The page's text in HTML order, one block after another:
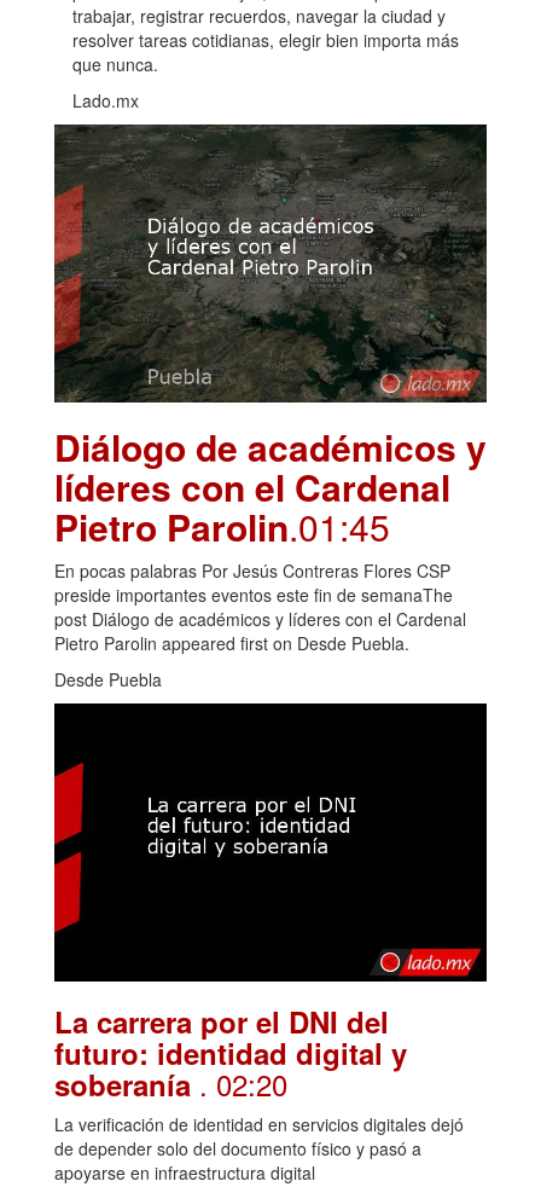
trabajar, registrar recuerdos, navegar la ciudad y
resolver tareas cotidianas, elegir bien importa más
que nunca.
Lado.mx
Diálogo de académicos y
líderes con el Cardenal
Pietro Parolin.01:45
En pocas palabras Por Jesús Contreras Flores CSP
preside importantes eventos este fin de semanaThe
post Diálogo de académicos y líderes con el Cardenal
Pietro Parolin appeared first on Desde Puebla.
Desde Puebla
La carrera por el DNI del
futuro: identidad digital y
soberanía . 02:20
La verificación de identidad en servicios digitales dejó
de depender solo del documento físico y pasó a
apoyarse en infraestructura digital